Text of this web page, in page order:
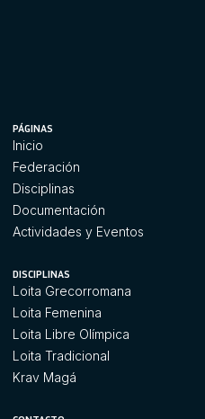
PÁGINAS
Inicio
Federación
Disciplinas
Documentación
Actividades y Eventos
DISCIPLINAS
Loita Grecorromana
Loita Femenina
Loita Libre Olímpica
Loita Tradicional
Krav Magá